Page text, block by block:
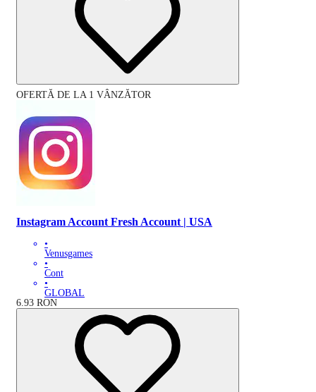
OFERTĂ DE LA 1 VÂNZĂTOR
Instagram Account Fresh Account | USA
•
Venusgames
•
Cont
•
GLOBAL
6.93 RON